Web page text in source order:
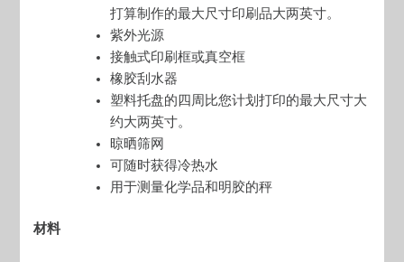
打算制作的最大尺寸印刷品大两英寸。
紫外光源
接触式印刷框或真空框
橡胶刮水器
塑料托盘的四周比您计划打印的最大尺寸大
约大两英寸。
晾晒筛网
可随时获得冷热水
用于测量化学品和明胶的秤
材料